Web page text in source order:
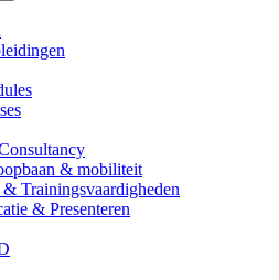
& mobiliteit
Trainingsvaardigheden
& Presenteren